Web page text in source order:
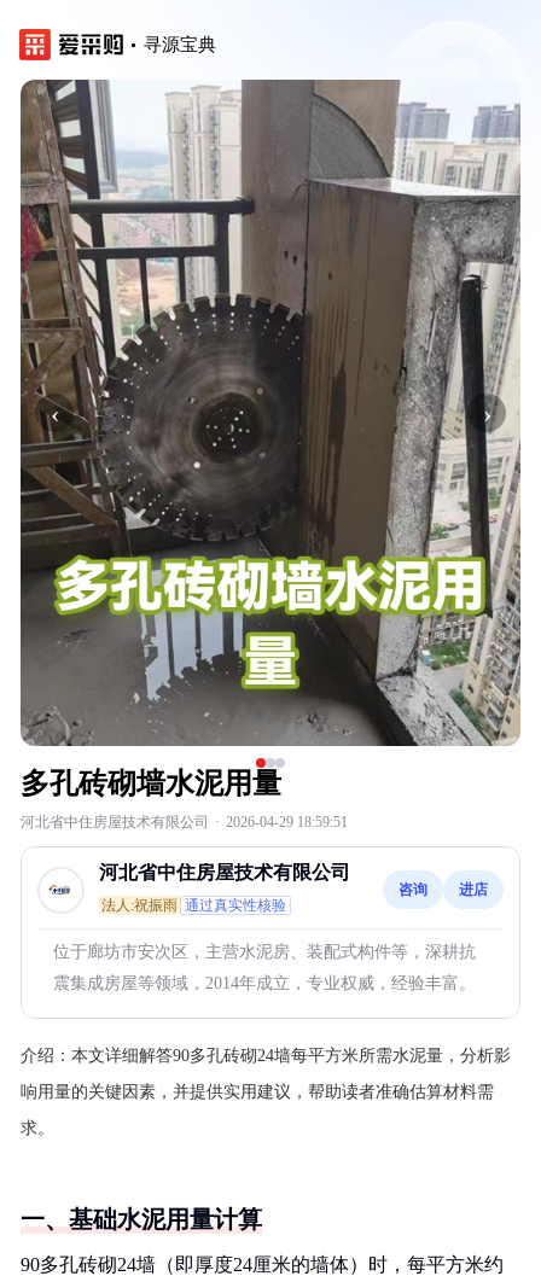
寻源宝典
‹ ›
多孔砖砌墙水泥用量
河北省中住房屋技术有限公司 · 2026-04-29 18:59:51
河北省中住房屋技术有限公司
法人:祝振雨 通过真实性核验
咨询 进店
位于廊坊市安次区，主营水泥房、装配式构件等，深耕抗
震集成房屋等领域，2014年成立，专业权威，经验丰富。
介绍： 本文详细解答90多孔砖砌24墙每平方米所需水泥量，分析影
响用量的关键因素，并提供实用建议，帮助读者准确估算材料需
求。
一、基础水泥用量计算
90多孔砖砌24墙（即厚度24厘米的墙体）时，每平方米约